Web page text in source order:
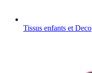
Tissus enfants et Deco